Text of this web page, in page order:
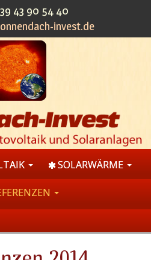
43 90 54 40
invest.de
SOLARWÄRME